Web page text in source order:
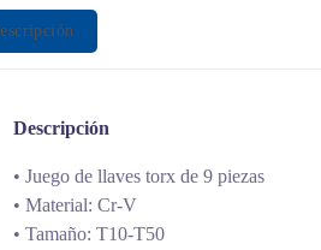
Descripción
• Juego de llaves torx de 9 piezas
• Material: Cr-V
• Tamaño: T10-T50